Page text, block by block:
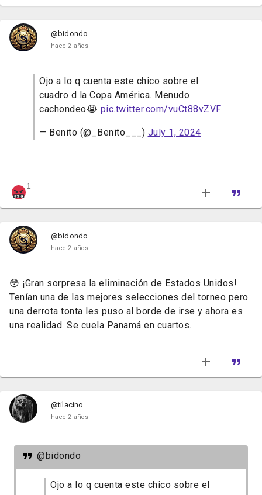
@bidondo
hace 2 años
Ojo a lo q cuenta este chico sobre el
cuadro d la Copa América. Menudo
cachondeo😭 pic.twitter.com/vuCt88vZVF
— Benito (@_Benito___) July 1, 2024
1
@bidondo
hace 2 años
😳 ¡Gran sorpresa la eliminación de Estados Unidos!
Tenían una de las mejores selecciones del torneo pero
una derrota tonta les puso al borde de irse y ahora es
una realidad. Se cuela Panamá en cuartos.
@tilacino
hace 2 años
@bidondo
Ojo a lo q cuenta este chico sobre el